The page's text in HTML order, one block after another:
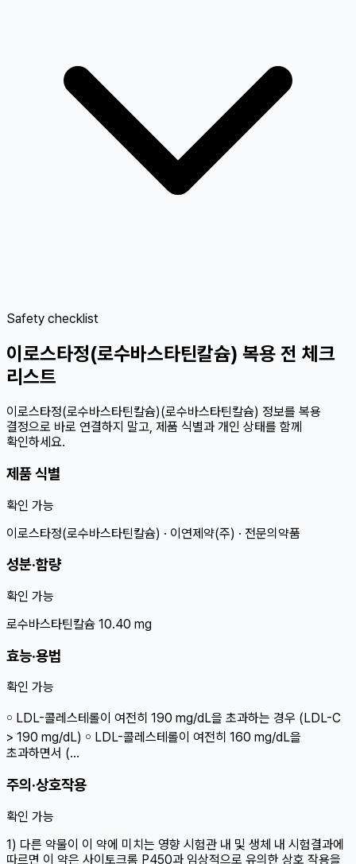
Safety checklist
이로스타정(로수바스타틴칼슘) 복용 전 체크
리스트
이로스타정(로수바스타틴칼슘)(로수바스타틴칼슘) 정보를 복용
결정으로 바로 연결하지 말고, 제품 식별과 개인 상태를 함께
확인하세요.
제품 식별
확인 가능
이로스타정(로수바스타틴칼슘) · 이연제약(주) · 전문의약품
성분·함량
확인 가능
로수바스타틴칼슘 10.40 mg
효능·용법
확인 가능
￮ LDL-콜레스테롤이 여전히 190 mg/dL을 초과하는 경우 (LDL-C
> 190 mg/dL) ￮ LDL-콜레스테롤이 여전히 160 mg/dL을
초과하면서 (…
주의·상호작용
확인 가능
1) 다른 약물이 이 약에 미치는 영향 시험관 내 및 생체 내 시험결과에
따르면 이 약은 사이토크롬 P450과 임상적으로 유의한 상호 작용을